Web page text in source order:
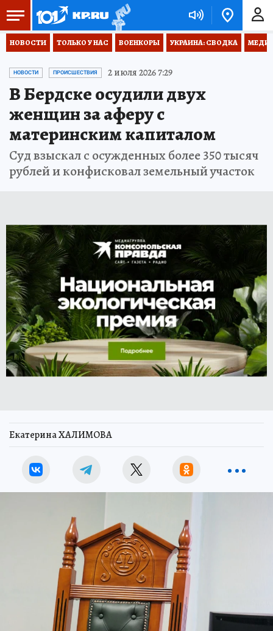
НОВОСТИ ТОЛЬКО У НАС ВОЕНКОРЫ УКРАИНА: СВОДКА
НОВОСТИ ПРОИСШЕСТВИЯ 2 июля 2026 7:29
В Бердске осудили двух
женщин за аферу с
материнским капиталом
Суд взыскал с осужденных более 350 тысяч
рублей и конфисковал земельный участок
Екатерина ХАЛИМОВА